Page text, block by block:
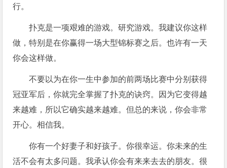
行。
扑克是一项艰难的游戏。研究游戏。我建议你这样
做，特别是在你赢得一场大型锦标赛之后。也许有一天
你会这样做。
不要以为在你一生中参加的前两场比赛中分别获得
冠亚军后，你就完全掌握了扑克的诀窍。因为它变得越
来越难，所以它确实越来越难。但总的来说，你会非常
开心。相信我。
你有一个好妻子和好孩子。你很幸运。你未来的生
活不会有太多问题。我承认你会有来来去去的朋友。很